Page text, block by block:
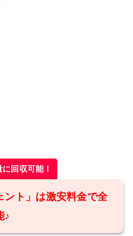
回収可能！
ント」は激安料金で全
♪